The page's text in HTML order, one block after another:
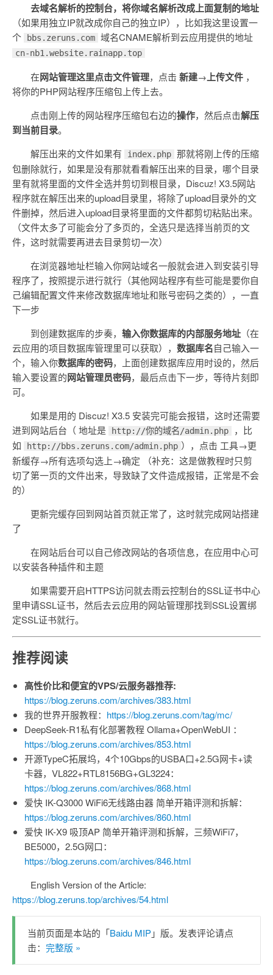
去域名解析的控制台，将你域名解析改成上面复制的地址
（如果用独立IP就改成你自己的独立IP），比如我这里设置一
个
bbs.zeruns.com 域名CNAME解析到云应用提供的地址
cn-nb1.website.rainapp.top
在网站管理这里点击文件管理，点击 新建→上传文件 ，
将你的PHP网站程序压缩包上传上去。
点击刚上传的网站程序压缩包右边的操作，然后点击解压
到当前目录。
解压出来的文件如果有
index.php 那就将刚上传的压缩
包删除就行，如果是没有那就看看解压出来的目录，哪个目录
里有就将里面的文件全选并剪切到根目录，Discuz! X3.5网站
程序就在解压出来的upload目录里，将除了upload目录外的文
件删掉，然后进入upload目录将里面的文件都剪切粘贴出来。
（文件太多了可能会分了多页的，全选只是选择当前页的文
件，这时就需要再进去目录剪切一次）
在浏览器地址栏输入你网站域名一般就会进入到安装引导
程序了，按照提示进行就行（其他网站程序有些可能是要你自
己编辑配置文件来修改数据库地址和账号密码之类的），一直
下一步
到创建数据库的步奏， 输入你数据库的内部服务地址 （在
云应用的项目数据库管理里可以获取）， 数据库名自己输入一
个，输入你数据库的密码，上面创建数据库应用时设的，然后
输入要设置的网站管理员密码，最后点击下一步，等待片刻即
可。
如果是用的 Discuz! X3.5 安装完可能会报错，这时还需要
进到网站后台（ 地址是
http://你的域名/admin.php
，比
如
http://bbs.zeruns.com/admin.php ），点击 工具→更
新缓存→所有选项勾选上→确定 （补充：这是做教程时只剪
切了第一页的文件出来，导致缺了文件造成报错，正常是不会
的）
更新完缓存回到网站首页就正常了，这时就完成网站搭建
了
在网站后台可以自己修改网站的各项信息，在应用中心可
以安装各种插件和主题
如果需要开启HTTPS访问就去雨云控制台的SSL证书中心
里申请SSL证书，然后去云应用的网站管理那找到SSL设置绑
定SSL证书就行。
推荐阅读
高性价比和便宜的VPS/云服务器推荐:
https://blog.zeruns.com/archives/383.html
我的世界开服教程： https://blog.zeruns.com/tag/mc/
DeepSeek-R1私有化部署教程 Ollama+OpenWebUI ：
https://blog.zeruns.com/archives/853.html
开源TypeC拓展坞，4个10Gbps的USBA口+2.5G网卡+读
卡器，VL822+RTL8156BG+GL3224：
https://blog.zeruns.com/archives/868.html
爱快 IK-Q3000 WiFi6无线路由器 简单开箱评测和拆解：
https://blog.zeruns.com/archives/860.html
爱快 IK-X9 吸顶AP 简单开箱评测和拆解，三频WiFi7，
BE5000，2.5G网口：
https://blog.zeruns.com/archives/846.html
English Version of the Article:
https://blog.zeruns.top/archives/54.html
当前页面是本站的「Baidu MIP」版。发表评论请点
击： 完整版 »